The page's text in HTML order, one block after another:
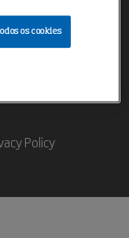
Policy
os cookies